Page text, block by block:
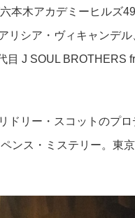
本木アカデミーヒルズ
リシア・ヴィキャンデル
目 J SOUL BROTHERS
ドリー・スコットのプ
ンス・ミステリー。東